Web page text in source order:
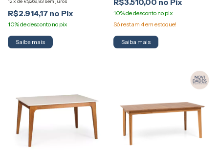
R$2.914,17
Saiba mais
R$3.510,00
Só restam 4em estoque!